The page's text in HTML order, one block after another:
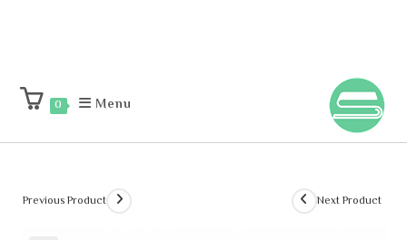
0 Menu
Previous Product Next Product